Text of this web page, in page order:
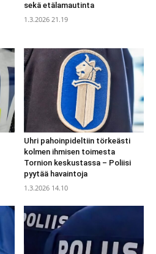
sekä etälamautinta
1.3.2026 21.19
Uhri pahoinpideltiin törkeästi
kolmen ihmisen toimesta
Tornion keskustassa – Poliisi
pyytää havaintoja
1.3.2026 14.10